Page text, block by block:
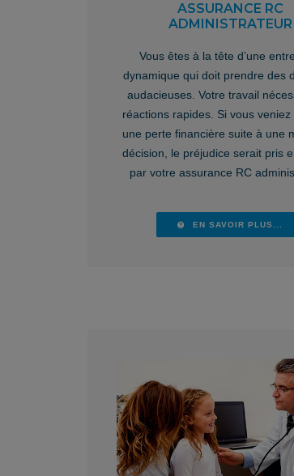
ASSURANCE RC
ADMINISTRATEUR
Vous êtes à la tête d’une
dynamique qui doit prendre des
audacieuses. Votre travail
réactions rapides. Si vous veniez
une perte financière suite à une
décision, le préjudice serait pris
par votre assurance RC
EN SAVOIR PLUS...